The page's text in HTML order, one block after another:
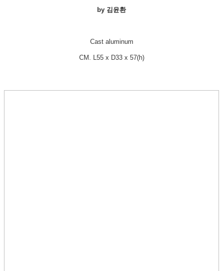
by 김윤환
Cast aluminum
CM. L55 x D33 x 57(h)